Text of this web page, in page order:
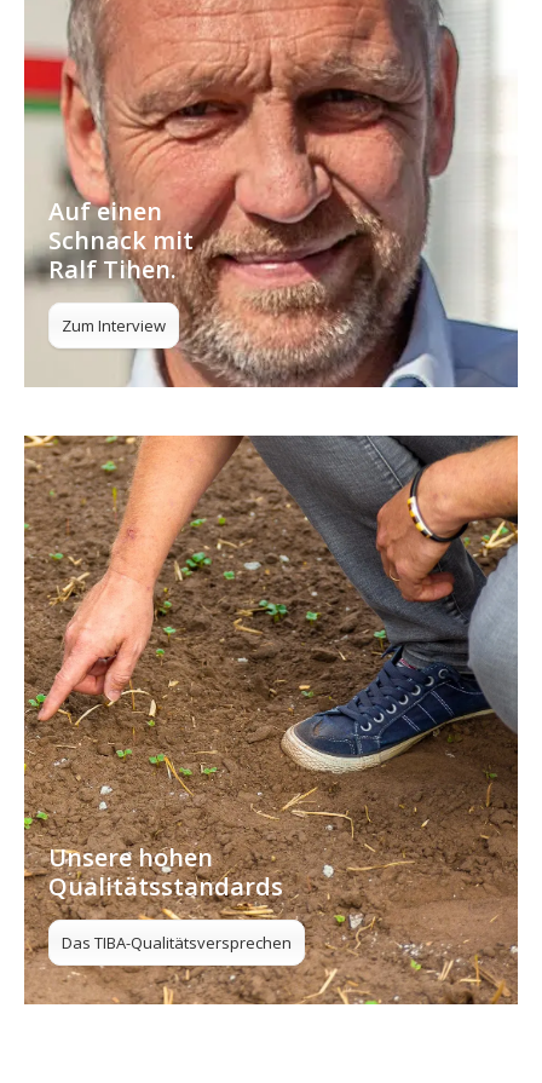
Auf einen
Schnack mit
Ralf Tihen.
Zum Interview
Unsere hohen
Qualitätsstandards
Das TIBA-Qualitätsversprechen